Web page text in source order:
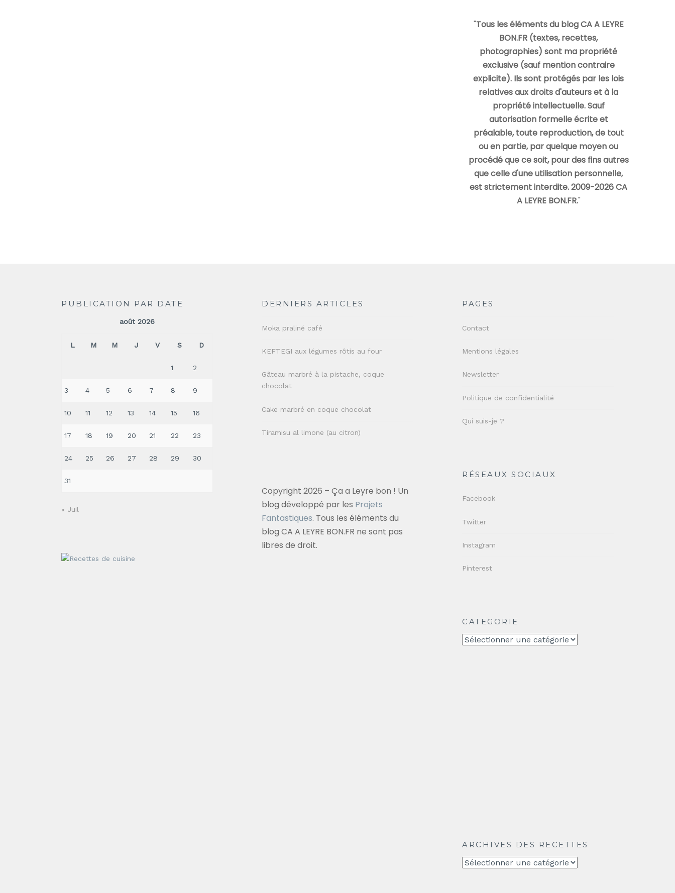
"Tous les éléments du blog CA A LEYRE
BON.FR (textes, recettes,
photographies) sont ma propriété
exclusive (sauf mention contraire
explicite). Ils sont protégés par les lois
relatives aux droits d'auteurs et à la
propriété intellectuelle. Sauf
autorisation formelle écrite et
préalable, toute reproduction, de tout
ou en partie, par quelque moyen ou
procédé que ce soit, pour des fins autres
que celle d'une utilisation personnelle,
est strictement interdite. 2009-2026 CA
A LEYRE BON.FR."
PUBLICATION PAR DATE
août 2026
L M M J V S D
1 2
3 4 5 6 7 8 9
10 11 12 13 14 15 16
17 18 19 20 21 22 23
24 25 26 27 28 29 30
31
« Juil
DERNIERS ARTICLES
Moka praliné café
KEFTEGI aux légumes rôtis au four
Gâteau marbré à la pistache, coque
chocolat
Cake marbré en coque chocolat
Tiramisu al limone (au citron)
Copyright 2026 – Ça a Leyre bon ! Un
blog développé par les Projets
Fantastiques. Tous les éléments du
blog CA A LEYRE BON.FR ne sont pas
libres de droit.
PAGES
Contact
Mentions légales
Newsletter
Politique de confidentialité
Qui suis-je ?
RÉSEAUX SOCIAUX
Facebook
Twitter
Instagram
Pinterest
CATEGORIE
CATEGORIE
ARCHIVES DES RECETTES
Archives